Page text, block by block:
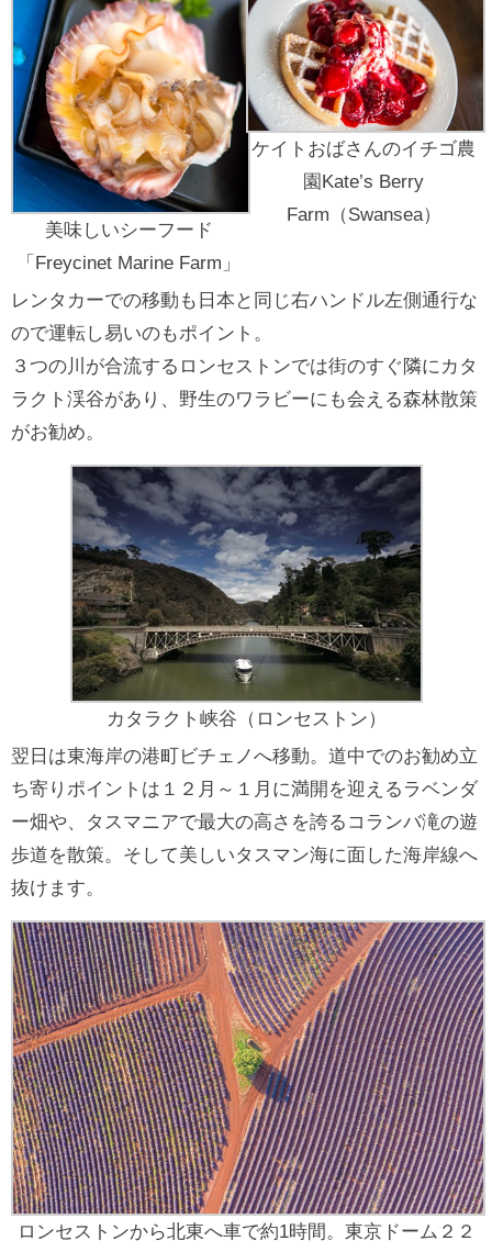
美味しいシーフード
「Freycinet Marine Farm」
ケイトおばさんのイチゴ農
園Kate’s Berry
Farm（Swansea）
レンタカーでの移動も日本と同じ右ハンドル左側通行な
ので運転し易いのもポイント。
３つの川が合流するロンセストンでは街のすぐ隣にカタ
ラクト渓谷があり、野生のワラビーにも会える森林散策
がお勧め。
カタラクト峡谷（ロンセストン）
翌日は東海岸の港町ビチェノへ移動。道中でのお勧め立
ち寄りポイントは１２月～１月に満開を迎えるラベンダ
ー畑や、タスマニアで最大の高さを誇るコランバ滝の遊
歩道を散策。そして美しいタスマン海に面した海岸線へ
抜けます。
ロンセストンから北東へ車で約1時間。東京ドーム２２